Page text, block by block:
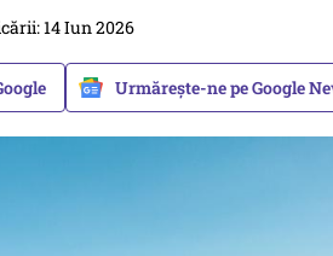
14 Iun 2026
Urmărește-ne pe Google